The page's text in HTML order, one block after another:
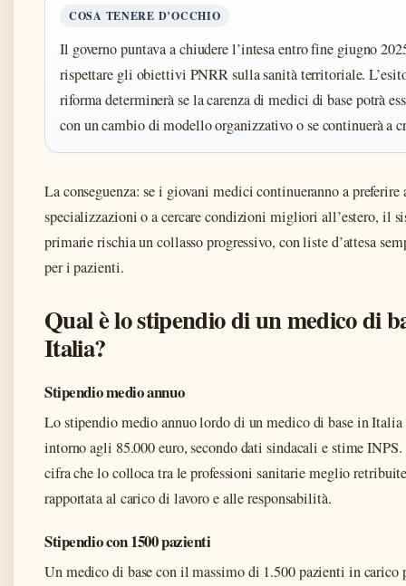
COSA TENERE D’OCCHIO
Il governo puntava a chiudere l’intesa entro fine giugno
rispettare gli obiettivi PNRR sulla sanità territoriale.
riforma determinerà se la carenza di medici di base potrà
con un cambio di modello organizzativo o se continuerà a
La conseguenza: se i giovani medici continueranno a preferire
specializzazioni o a cercare condizioni migliori all’estero, il
primarie rischia un collasso progressivo, con liste d’attesa
per i pazienti.
Qual è lo stipendio di un medico di
Italia?
Stipendio medio annuo
Lo stipendio medio annuo lordo di un medico di base in Italia
intorno agli 85.000 euro, secondo dati sindacali e stime
cifra che lo colloca tra le professioni sanitarie meglio
rapportata al carico di lavoro e alle responsabilità.
Stipendio con 1500 pazienti
Un medico di base con il massimo di 1.500 pazienti in carico